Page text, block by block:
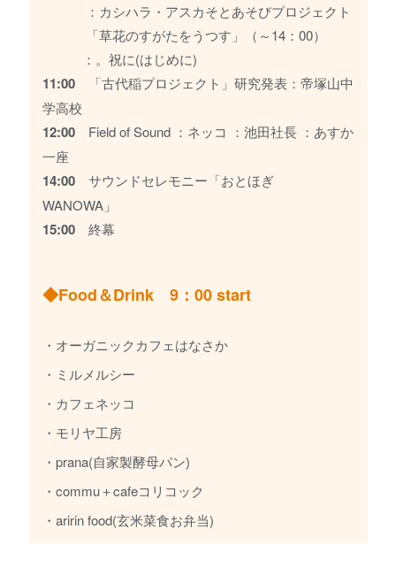
：カシハラ・アスカそとあそびプロジェクト
「草花のすがたをうつす」（～14：00）
：。祝に(はじめに)
11:00「古代稲プロジェクト」研究発表：帝塚山中
学高校
12:00Field of Sound ：ネッコ ：池田社長 ：あすか
一座
14:00サウンドセレモニー「おとほぎ
WANOWA」
15:00終幕
◆Food＆Drink 9：00 start
・オーガニックカフェはなさか
・ミルメルシー
・カフェネッコ
・モリヤ工房
・prana(自家製酵母パン)
・commu＋cafeコリコック
・aririn food(玄米菜食お弁当)